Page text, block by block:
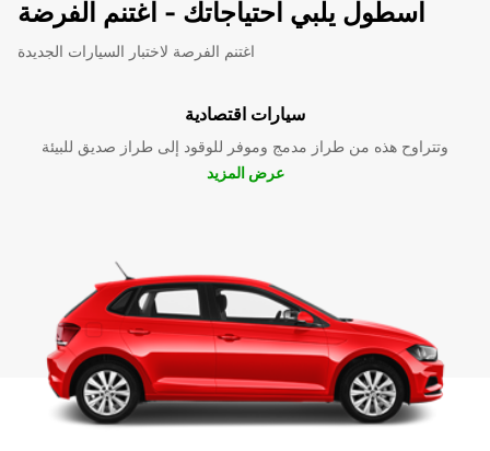
اسطول يلبي احتياجاتك - اغتنم الفرضة
اغتنم الفرصة لاختبار السيارات الجديدة
سيارات اقتصادية
وتتراوح هذه من طراز مدمج وموفر للوقود إلى طراز صديق للبيئة
عرض المزيد